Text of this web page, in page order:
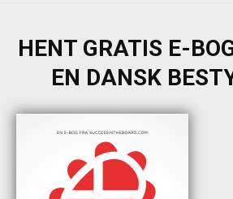
HENT GRATIS E-
EN DANSK